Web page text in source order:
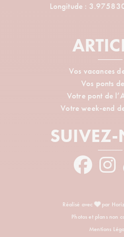
Longitude :
Vos vacances
Vos ponts
Votre pont de
Votre week-end
Réalisé avec
par
Photos et plans non
Mentions